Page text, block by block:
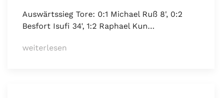
Auswärtssieg Tore: 0:1 Michael Ruß 8', 0:2
Besfort Isufi 34', 1:2 Raphael Kun…
weiterlesen